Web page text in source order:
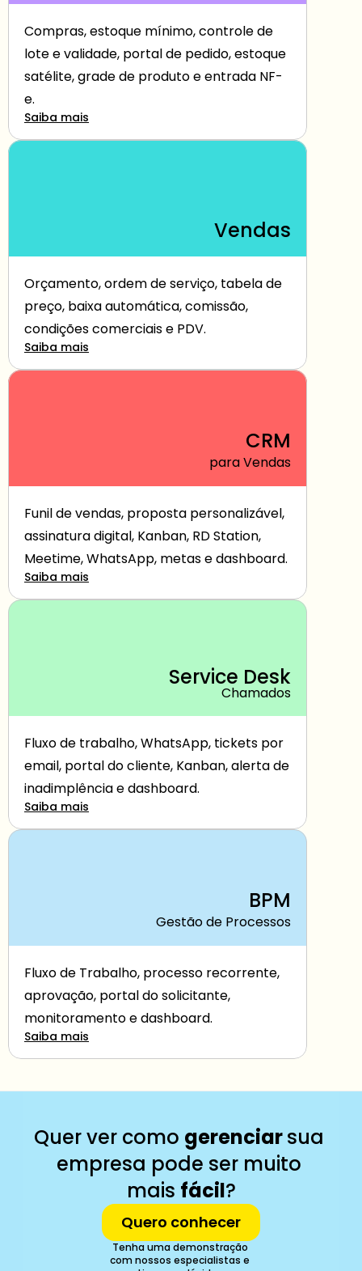
Compras, estoque mínimo, controle de
lote e validade, portal de pedido, estoque
satélite, grade de produto e entrada NF-
e.
Saiba mais
Vendas
Orçamento, ordem de serviço, tabela de
preço, baixa automática, comissão,
condições comerciais e PDV.
Saiba mais
CRM
para Vendas
Funil de vendas, proposta personalizável,
assinatura digital, Kanban, RD Station,
Meetime, WhatsApp, metas e dashboard.
Saiba mais
Service Desk
Chamados
Fluxo de trabalho, WhatsApp, tickets por
email, portal do cliente, Kanban, alerta de
inadimplência e dashboard.
Saiba mais
BPM
Gestão de Processos
Fluxo de Trabalho, processo recorrente,
aprovação, portal do solicitante,
monitoramento e dashboard.
Saiba mais
Quer ver como gerenciar sua
empresa pode ser muito
mais fácil?
Quero conhecer
Tenha uma demonstração
com nossos especialistas e